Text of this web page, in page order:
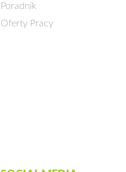
Poradnik
Oferty Pracy